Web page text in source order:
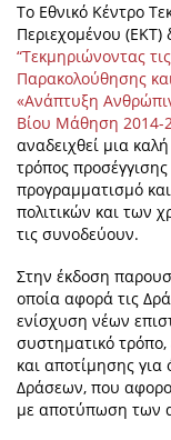
Το Εθνικό Κέντρο
Περιεχομένου (ΕΚΤ)
“Τεκμηριώνοντας
Παρακολούθησης
«Ανάπτυξη
Βίου Μάθηση 2014-
αναδειχθεί μια
τρόπος
προγραμματισμό
πολιτικών και των
τις συνοδεύουν.
Στην έκδοση
οποία αφορά τις
ενίσχυση νέων
συστηματικό
και αποτίμησης
Δράσεων, που
με αποτύπωση των